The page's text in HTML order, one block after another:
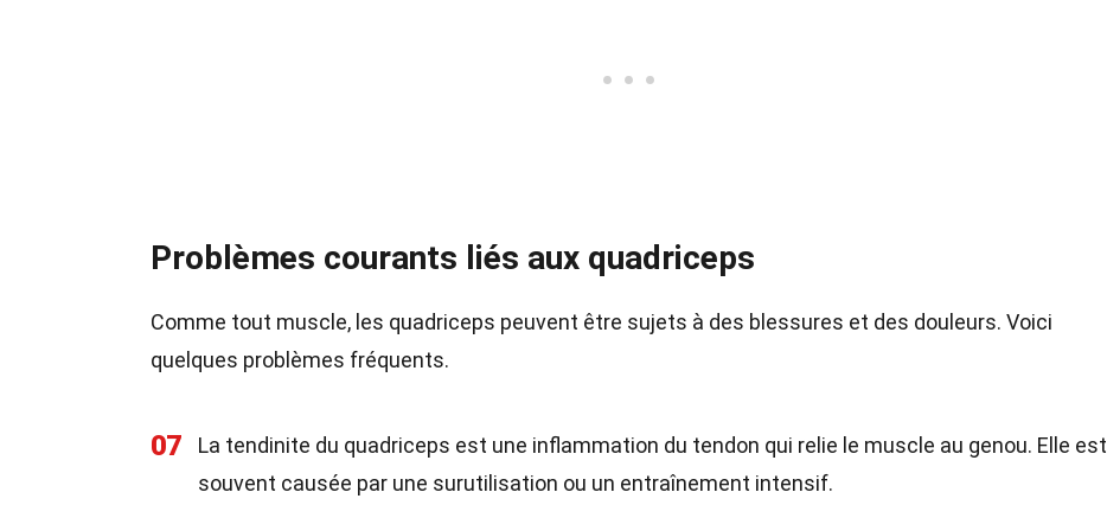
Problèmes courants liés aux quadriceps
Comme tout muscle, les quadriceps peuvent être sujets à des blessures et des douleurs. Voici
quelques problèmes fréquents.
07
La tendinite du quadriceps est une inflammation du tendon qui relie le muscle au genou. Elle est
souvent causée par une surutilisation ou un entraînement intensif.